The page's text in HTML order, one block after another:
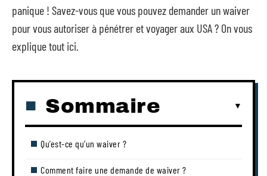
panique ! Savez-vous que vous pouvez demander un waiver
pour vous autoriser à pénétrer et voyager aux USA ? On vous
explique tout ici.
Sommaire
Qu’est-ce qu’un waiver ?
Comment faire une demande de waiver ?